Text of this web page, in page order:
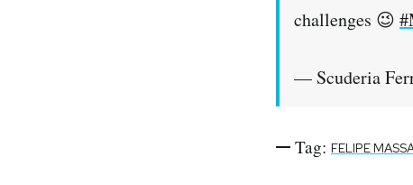
challenges 😉
— Scuderia
Tag: FELIPE